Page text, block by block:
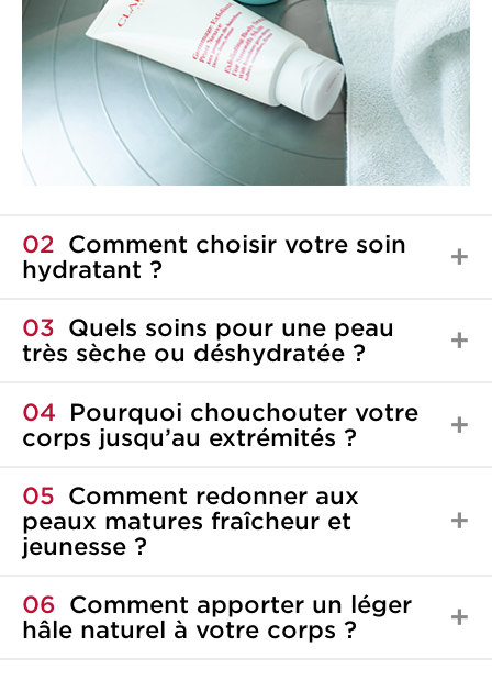
02 Comment choisir votre soin
hydratant ?
03 Quels soins pour une peau
très sèche ou déshydratée ?
04 Pourquoi chouchouter votre
corps jusqu’au extrémités ?
05 Comment redonner aux
peaux matures fraîcheur et
jeunesse ?
06 Comment apporter un léger
hâle naturel à votre corps ?